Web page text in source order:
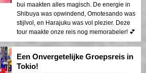
bui maakten alles magisch. De energie in
Shibuya was opwindend, Omotesando was
stijlvol, en Harajuku was vol plezier. Deze
tour maakte onze reis nog memorabeler! 💕
Een Onvergetelijke Groepsreis in
Tokio!